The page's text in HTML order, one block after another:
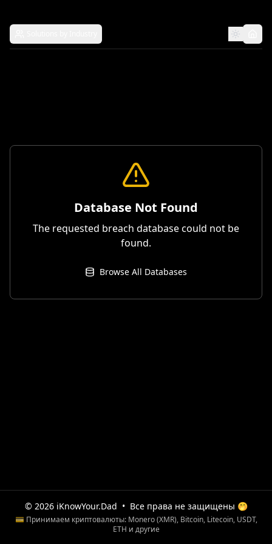
Database Not Found
The requested breach database could not be
found.
Browse All Databases
© 2026 iKnowYour.Dad • Все права не защищены 🤭
💳 Принимаем криптовалюты: Monero (XMR), Bitcoin, Litecoin, USDT,
ETH и другие